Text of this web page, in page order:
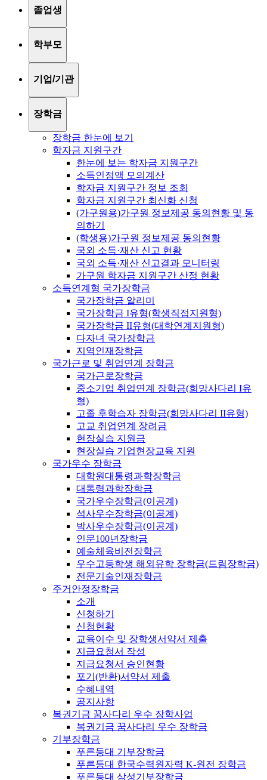
졸업생
학부모
기업/기관
장학금
장학금 한눈에 보기
학자금 지원구간
한눈에 보는 학자금 지원구간
소득인정액 모의계산
학자금 지원구간 정보 조회
학자금 지원구간 최신화 신청
(가구원용)가구원 정보제공 동의현황 및 동
의하기
(학생용)가구원 정보제공 동의현황
국외 소득·재산 신고 현황
국외 소득·재산 신고결과 모니터링
가구원 학자금 지원구간 산정 현황
소득연계형 국가장학금
국가장학금 알리미
국가장학금 I유형(학생직접지원형)
국가장학금 II유형(대학연계지원형)
다자녀 국가장학금
지역인재장학금
국가근로 및 취업연계 장학금
국가근로장학금
중소기업 취업연계 장학금(희망사다리 I유
형)
고졸 후학습자 장학금(희망사다리 II유형)
고교 취업연계 장려금
현장실습 지원금
현장실습 기업현장교육 지원
국가우수 장학금
대학원대통령과학장학금
대통령과학장학금
국가우수장학금(이공계)
석사우수장학금(이공계)
박사우수장학금(이공계)
인문100년장학금
예술체육비전장학금
우수고등학생 해외유학 장학금(드림장학금)
전문기술인재장학금
주거안정장학금
소개
신청하기
신청현황
교육이수 및 장학생서약서 제출
지급요청서 작성
지급요청서 승인현황
포기(반환)서약서 제출
수혜내역
공지사항
복권기금 꿈사다리 우수 장학사업
복권기금 꿈사다리 우수 장학금
기부장학금
푸른등대 기부장학금
푸른등대 한국수력원자력 K-원전 장학금
푸른등대 삼성기부장학금